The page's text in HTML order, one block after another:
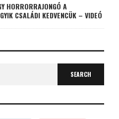
HORRORRAJONGÓ A
CSALÁDI KEDVENCÜK – VIDEÓ